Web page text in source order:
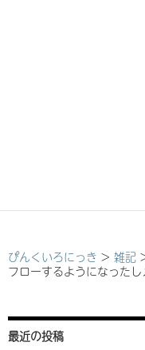
ぴんくいろにっき > 雑記
フローするようになったし
最近の投稿